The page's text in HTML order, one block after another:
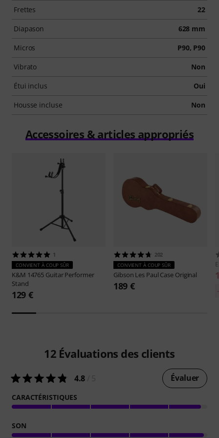
Frettes 22
Diapason 628 mm
Micros P90, P90
Vibrato Non
Étui inclus Oui
Housse incluse Non
Accessoires & articles appropriés
1
CONVIENT À COUP SÛR
K&M 14765 Guitar Performer
Stand
129 €
202
CONVIENT À COUP SÛR
Gibson Les Paul Case Original
189 €
12 Évaluations des clients
4.8 Évaluer
CARACTÉRISTIQUES
SON